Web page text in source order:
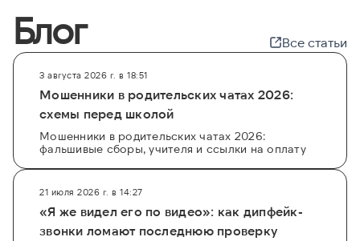
Блог Все статьи
3 августа 2026 г. в 18:51
Мошенники в родительских чатах 2026:
схемы перед школой
Мошенники в родительских чатах 2026:
фальшивые сборы, учителя и ссылки на оплату
21 июля 2026 г. в 14:27
«Я же видел его по видео»: как дипфейк-
звонки ломают последнюю проверку